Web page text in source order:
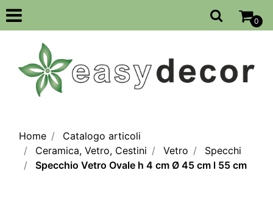
Open
0
Home
Catalogo articoli
Ceramica, Vetro, Cestini
Vetro
Specchi
Specchio Vetro Ovale h 4 cm Ø 45 cm l 55 cm